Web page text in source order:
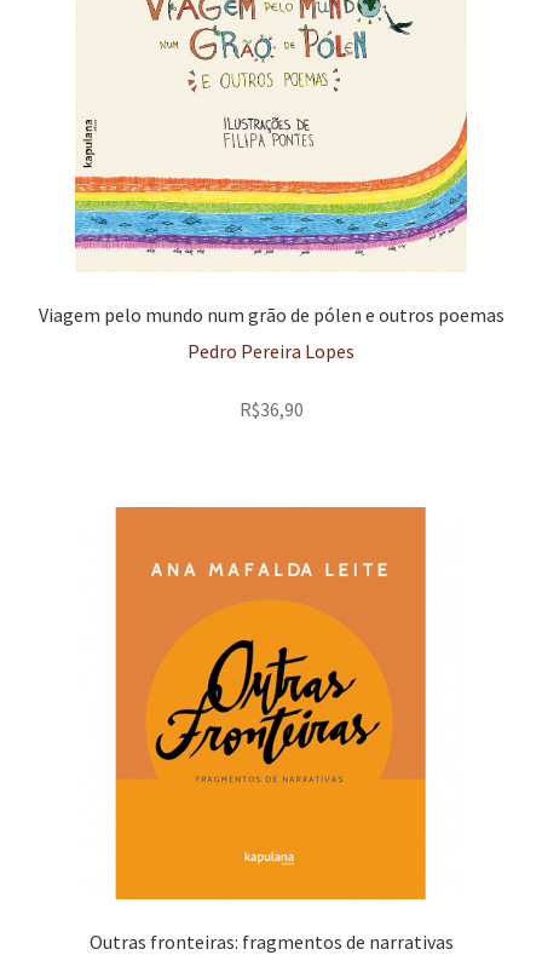
Viagem pelo mundo num grão de pólen e outros poemas
Pedro Pereira Lopes
R$36,90
Outras fronteiras: fragmentos de narrativas